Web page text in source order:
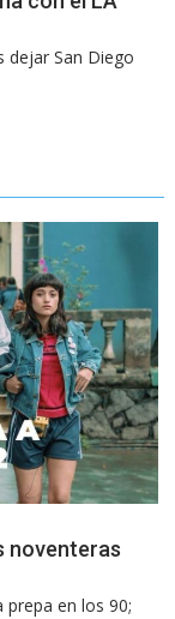
dejar San Diego
noventeras
prepa en los 90;